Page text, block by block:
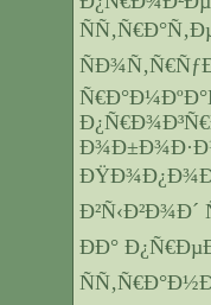
Ð²Ñ‹Ð²Ð¾Ð´
ÐÐ°